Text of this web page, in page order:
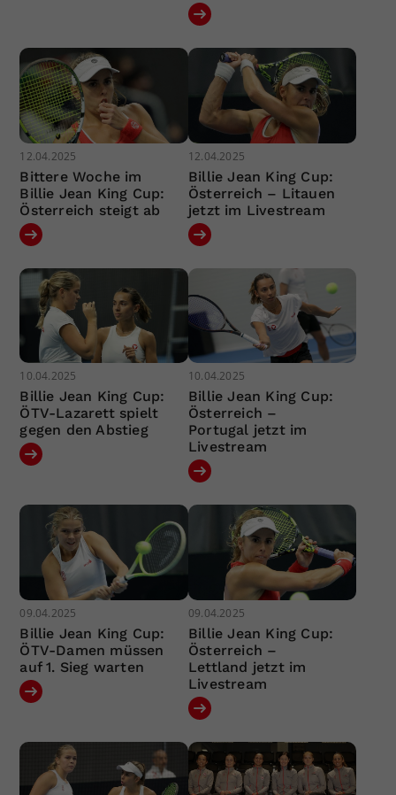
12.04.2025
Bittere Woche im
Billie Jean King Cup:
Österreich steigt ab
12.04.2025
Billie Jean King Cup:
Österreich – Litauen
jetzt im Livestream
10.04.2025
Billie Jean King Cup:
ÖTV-Lazarett spielt
gegen den Abstieg
10.04.2025
Billie Jean King Cup:
Österreich –
Portugal jetzt im
Livestream
09.04.2025
Billie Jean King Cup:
ÖTV-Damen müssen
auf 1. Sieg warten
09.04.2025
Billie Jean King Cup:
Österreich –
Lettland jetzt im
Livestream